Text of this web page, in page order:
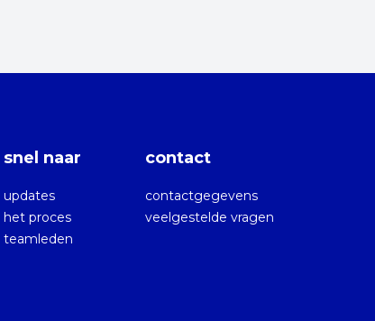
snel naar
updates
het proces
teamleden
contact
contactgegevens
veelgestelde vragen